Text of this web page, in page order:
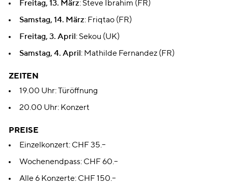
Freitag, 13. März: Steve Ibrahim (FR)
Samstag, 14. März: Friqtao (FR)
Freitag, 3. April : Sekou (UK)
Samstag, 4. April : Mathilde Fernandez (FR)
ZEITEN
19.00 Uhr: Türöffnung
20.00 Uhr: Konzert
PREISE
Einzelkonzert: CHF 35.–
Wochenendpass: CHF 60.–
Alle 6 Konzerte: CHF 150.–